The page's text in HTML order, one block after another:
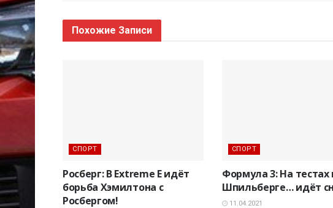
Похожие Записи
СПОРТ
Росберг: В Extreme E идёт
борьба Хэмилтона с
Росбергом!
СПОРТ
Формула 3: На тестах
Шпильберге… идёт
11.04.2021